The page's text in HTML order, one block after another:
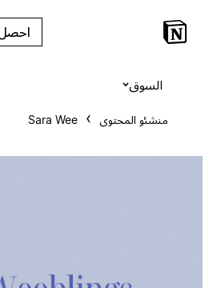
احصل على Notion مجاناً
منشئو المحتوى Sara Wee